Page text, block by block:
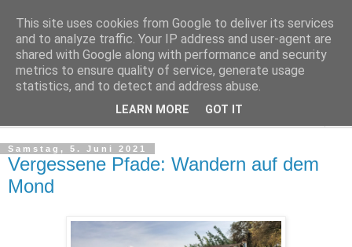
Kludge
Private Notizen aus Halle an der Saale
Samstag, 5. Juni 2021
Vergessene Pfade: Wandern auf dem
Mond
This site uses cookies from Google to deliver its services
and to analyze traffic. Your IP address and user-agent are
shared with Google along with performance and security
metrics to ensure quality of service, generate usage
statistics, and to detect and address abuse.
LEARN MORE GOT IT